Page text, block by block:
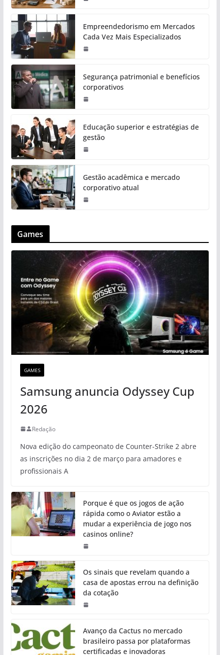
Empreendedorismo em Mercados
Cada Vez Mais Especializados
Segurança patrimonial e benefícios
corporativos
Educação superior e estratégias de
gestão
Gestão acadêmica e mercado
corporativo atual
Games
GAMES
Samsung anuncia Odyssey Cup
2026
Redação
Nova edição do campeonato de Counter-Strike 2 abre
as inscrições no dia 2 de março para amadores e
profissionais A
Porque é que os jogos de ação
rápida como o Aviator estão a
mudar a experiência de jogo nos
casinos online?
Os sinais que revelam quando a
casa de apostas errou na definição
da cotação
Avanço da Cactus no mercado
brasileiro passa por plataformas
certificadas e inovadoras